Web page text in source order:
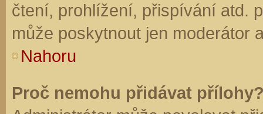
čtení, prohlížení, přispívání atd.
může poskytnout jen moderátor
Nahoru
Proč nemohu přidávat